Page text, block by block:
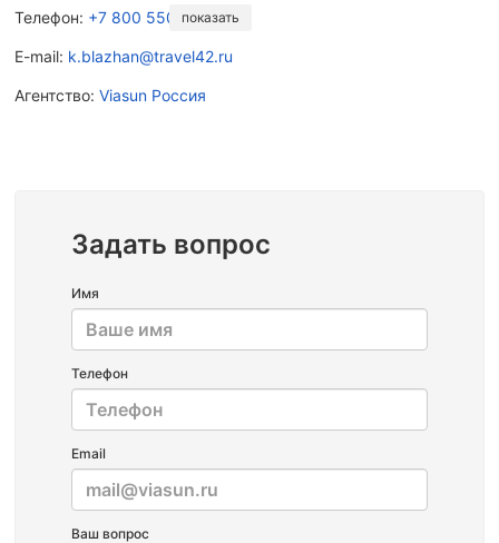
Телефон: +7 800 550-23-73
показать
E-mail: k.blazhan@travel42.ru
Агентство: Viasun Россия
Задать вопрос
Имя
Телефон
Email
Ваш вопрос